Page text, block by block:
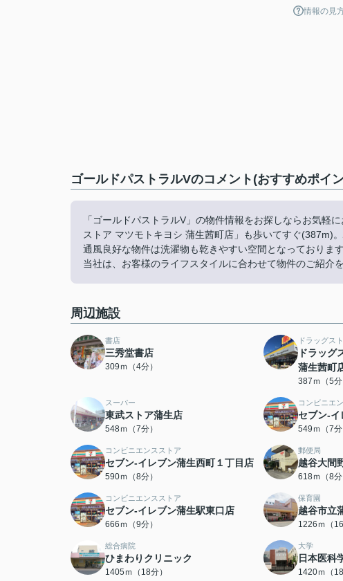
情報の見
ゴールドパストラルVのコメント(おすすめポイ
「ゴールドパストラルV」の物件情報をお探しならお気軽
ストア マツモトキヨシ 蒲生茜町店」も歩いてすぐ(387m)
通風良好な物件は洗濯物も乾きやすい空間となっておりま
当社は、お客様のライフスタイルに合わせて物件のご紹介
周辺施設
書店
三秀堂書店
309ｍ（4分）
ドラッグス
ドラッグ
蒲生茜町
387ｍ（5分
スーパー
東武ストア蒲生店
548ｍ（7分）
コンビニエ
セブン-イ
549ｍ（7分
コンビニエンスストア
セブン-イレブン蒲生西町１丁目店
590ｍ（8分）
郵便局
越谷大間
618ｍ（8分
コンビニエンスストア
セブン-イレブン蒲生駅東口店
666ｍ（9分）
保育園
越谷市立
1226ｍ（16
総合病院
ひまわりクリニック
1405ｍ（18分）
大学
日本医科
1420ｍ（18